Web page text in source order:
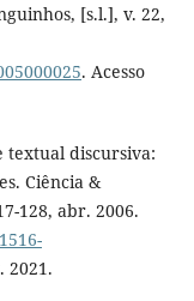
[s.l.], v. 22,
. Acesso
textual discursiva:
Ciência &
128, abr. 2006.
2021.